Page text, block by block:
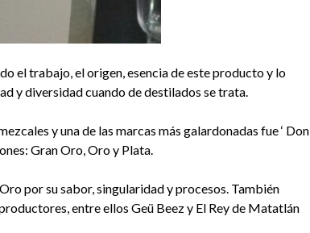
el trabajo, el origen, esencia de este producto y lo
y diversidad cuando de destilados se trata.
y una de las marcas más galardonadas fue ‘ Don
Gran Oro, Oro y Plata.
por su sabor, singularidad y procesos. También
entre ellos Geü Beez y El Rey de Matatlán